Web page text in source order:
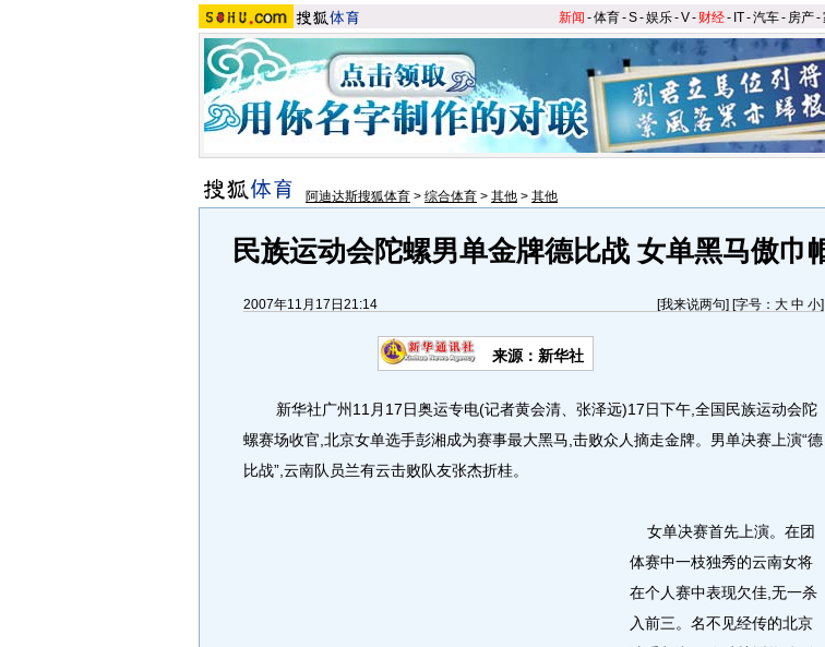
新闻 -体育-S-娱乐-V- 财经- IT-汽车- 房产-
阿迪达斯搜狐体育 > 综合体育 > 其他 > 其他
民族运动会陀螺男单金牌德比战 女单黑马傲巾
2007年11月17日21:14 [我来说两句] [字号： 大 中 小]
来源：新华社
新华社广州11月17日奥运专电(记者黄会清、张泽远)17日下午,全国民族运动会陀
螺赛场收官,北京女单选手彭湘成为赛事最大黑马,击败众人摘走金牌。男单决赛上演“德
比战”,云南队员兰有云击败队友张杰折桂。
女单决赛首先上演。在团
体赛中一枝独秀的云南女将
在个人赛中表现欠佳,无一杀
入前三。名不见经传的北京